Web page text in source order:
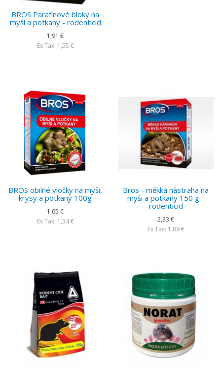
BROS Parafínové bloky na
myši a potkany - rodenticid
1,91 €
Ex Tax: 1,55 €
BROS obilné vločky na myši,
krysy a potkany 100g
1,65 €
Ex Tax: 1,34 €
Bros - měkká nástraha na
myši a potkany 150 g -
rodenticid
2,33 €
Ex Tax: 1,89 €